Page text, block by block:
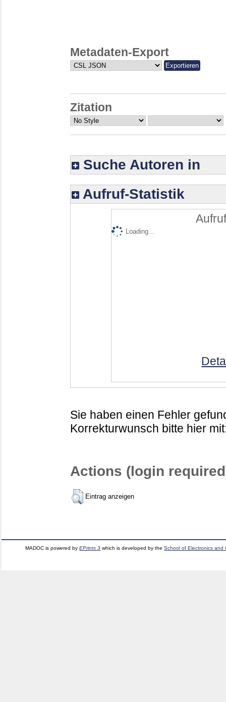
Metadaten-Export
Zitation
Suche Autoren in
Aufruf-Statistik
Loading...
Sie haben einen Fehler
Korrekturwunsch bitte hier
Actions (login
Eintrag anzeigen
MADOC is powered byEPrints 3 which is developed by theSchool of Electronics and